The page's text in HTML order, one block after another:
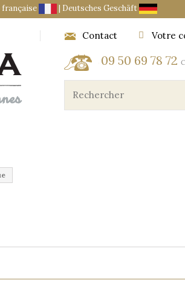
française | Deutsches Geschäft
Votre
Contact
09 50 69 78 72
CARTOGRAPHE